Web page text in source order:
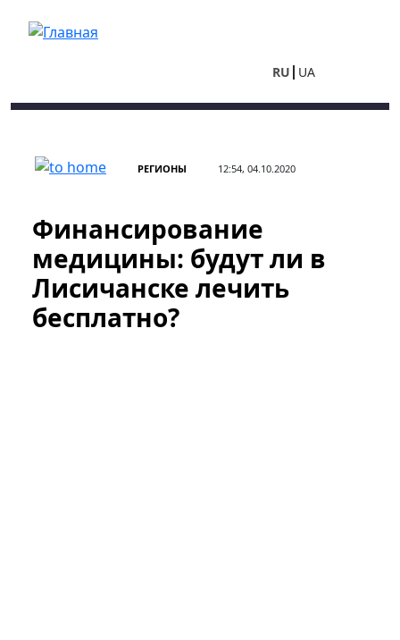
RU UA
РЕГИОНЫ 12:54, 04.10.2020
Финансирование
медицины: будут ли в
Лисичанске лечить
бесплатно?